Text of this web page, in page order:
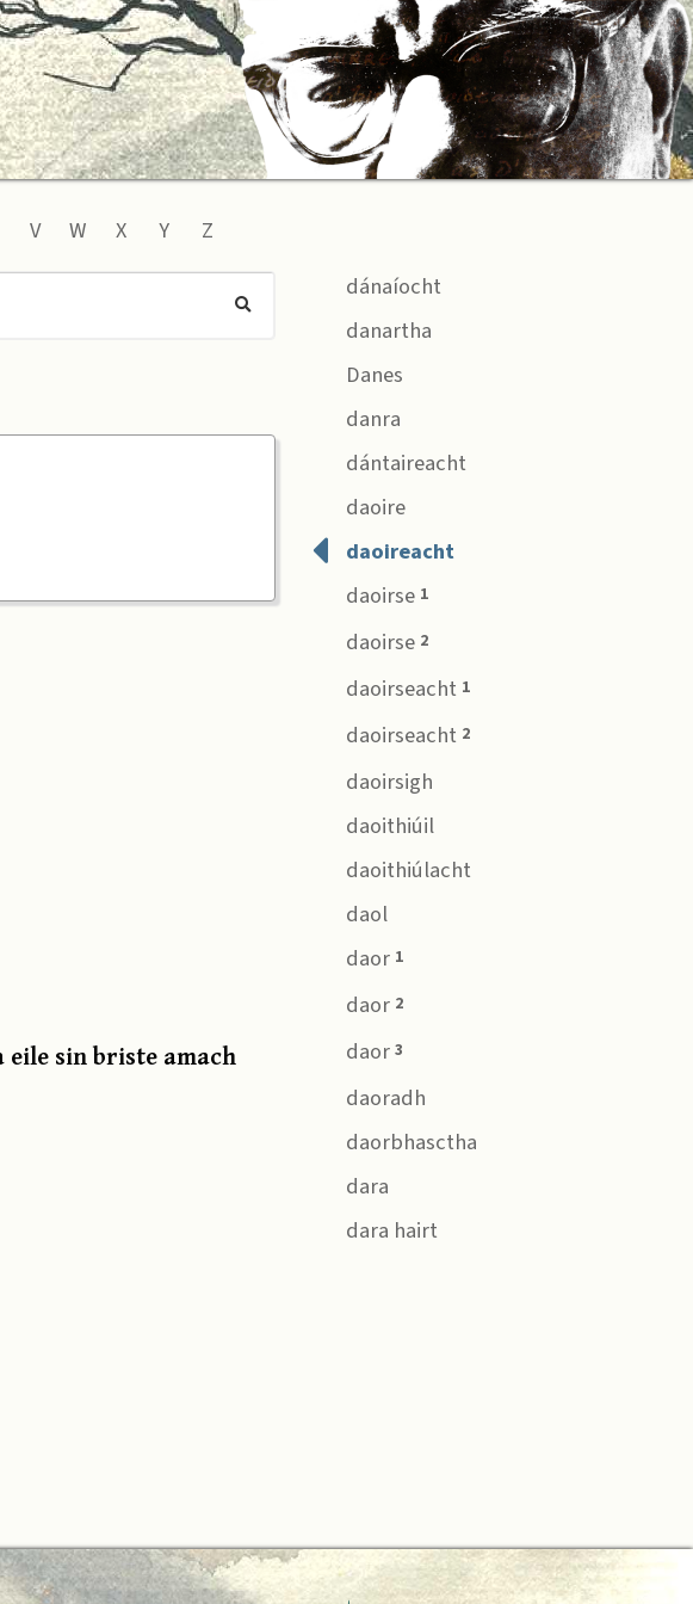
V W X Y Z
sin briste amach
dánaíocht
danartha
Danes
danra
dántaireacht
daoire
daoireacht
daoirse 1
daoirse 2
daoirseacht 1
daoirseacht 2
daoirsigh
daoithiúil
daoithiúlacht
daol
daor 1
daor 2
daor3
daoradh
daorbhasctha
dara
dara hairt